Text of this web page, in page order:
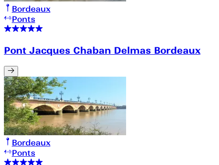
Bordeaux
Ponts
Pont Jacques Chaban Delmas Bordeaux
Bordeaux
Ponts